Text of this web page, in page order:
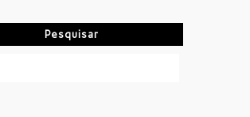
Pesquisar